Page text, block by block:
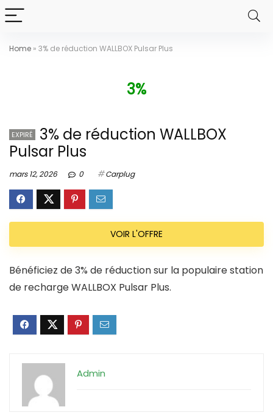
Home » 3% de réduction WALLBOX Pulsar Plus
3%
EXPIRÉ
3% de réduction WALLBOX
Pulsar Plus
mars 12, 2026 0 Carplug
VOIR L'OFFRE
Bénéficiez de 3% de réduction sur la populaire station
de recharge WALLBOX Pulsar Plus.
Admin